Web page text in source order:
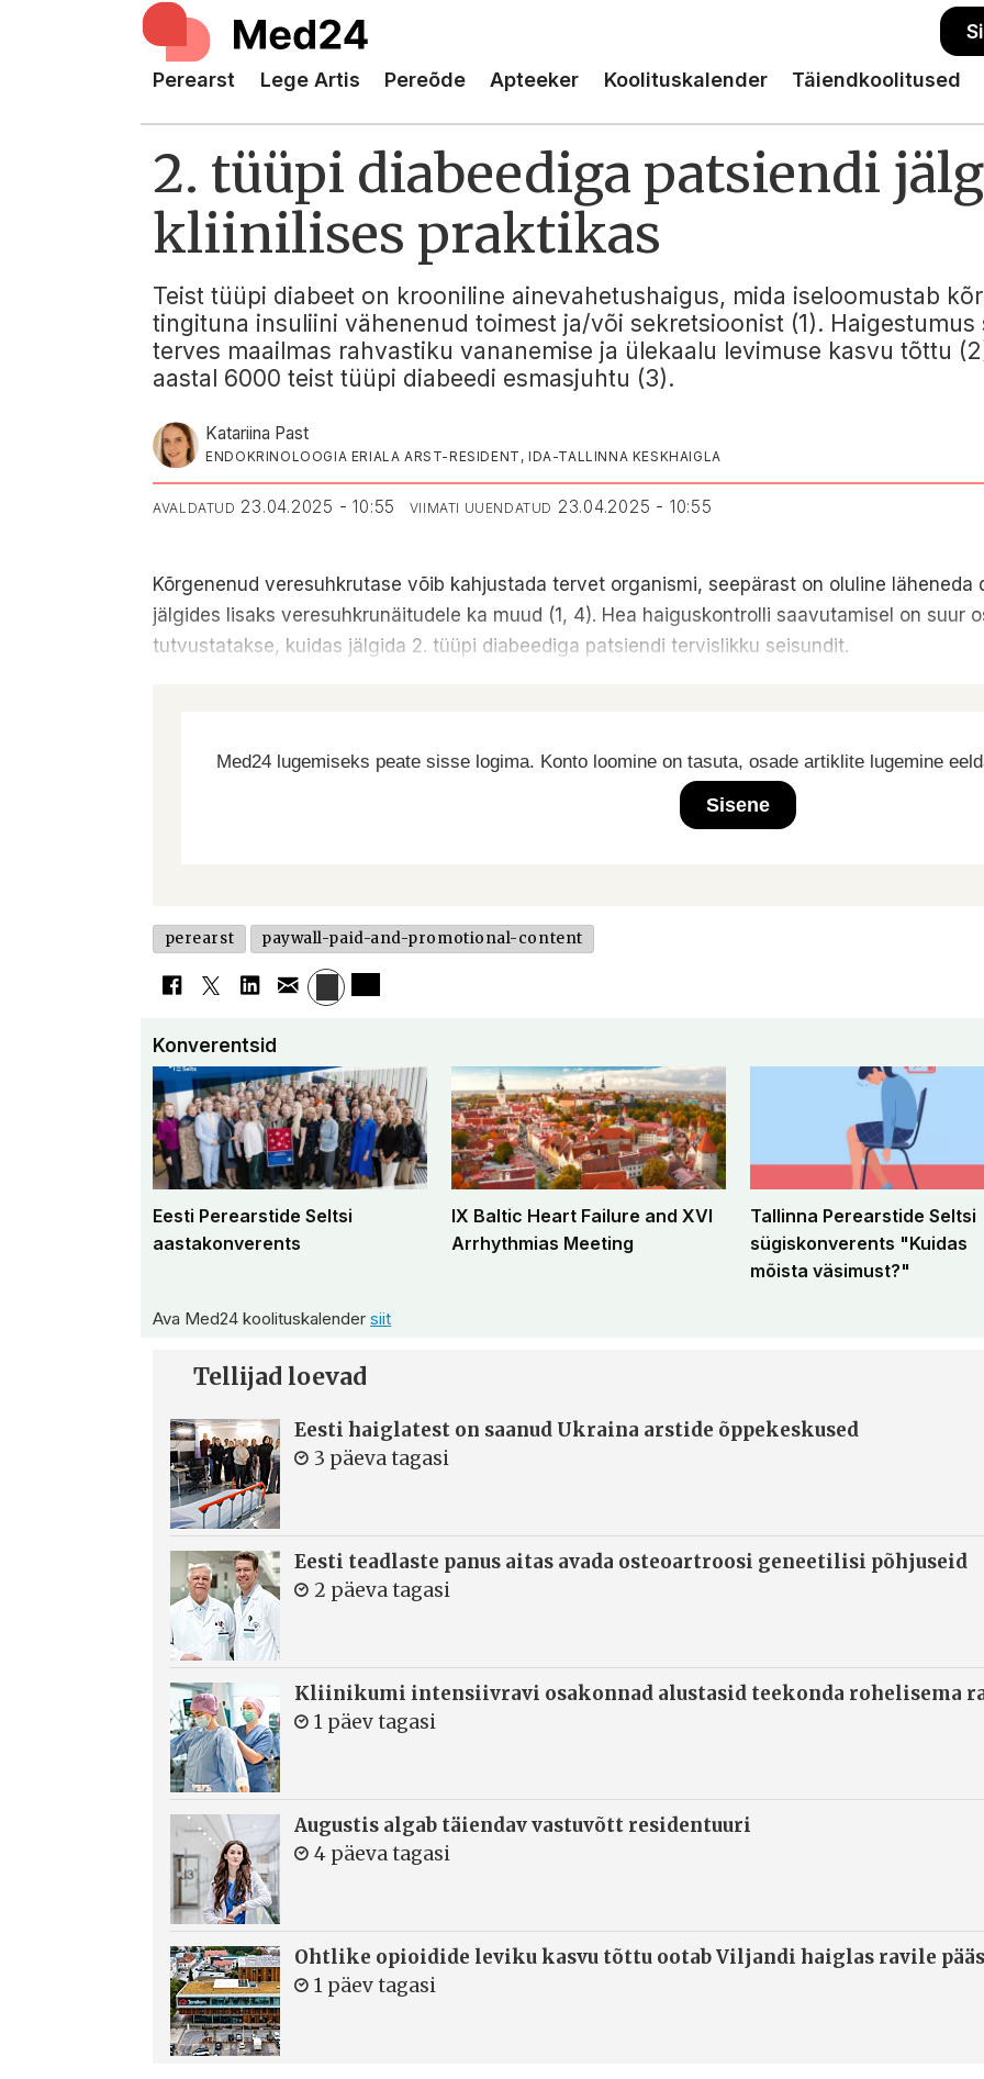
Perearst Lege Artis Pereõde Apteeker Koolituskalender Täiendkoolitused
2. tüüpi diabeediga patsiendi
kliinilises praktikas
Teist tüüpi diabeet on krooniline ainevahetushaigus, mida iseloomustab
tingituna insuliini vähenenud toimest ja/või sekretsioonist (1). Haigestumus
terves maailmas rahvastiku vananemise ja ülekaalu levimuse kasvu tõttu
aastal 6000 teist tüüpi diabeedi esmasjuhtu (3).
Katariina Past
ENDOKRINOLOOGIA ERIALA ARST-RESIDENT, IDA-TALLINNA KESKHAIGLA
AVALDATUD 23.04.2025 - 10:55 VIIMATI UUENDATUD 23.04.2025 - 10:55
Kõrgenenud veresuhkrutase võib kahjustada tervet organismi, seepärast on oluline
jälgides lisaks veresuhkrunäitudele ka muud (1, 4). Hea haiguskontrolli saavutamisel on suur
tutvustatakse, kuidas jälgida 2. tüüpi diabeediga patsiendi tervislikku seisundit.
Med24 lugemiseks peate sisse logima. Konto loomine on tasuta, osade artiklite lugemine
Sisene
perearst paywall-paid-and-promotional-content
Konverentsid
Eesti Perearstide Seltsi
aastakonverents
IX Baltic Heart Failure and XVI
Arrhythmias Meeting
Tallinna Perearstide Seltsi
sügiskonverents "Kuidas
mõista väsimust?"
Ava Med24 koolituskalendersiit
Tellijad loevad
Eesti haiglatest on saanud Ukraina arstide õppekeskused
3 päeva tagasi
Eesti teadlaste panus aitas avada osteoartroosi geneetilisi põhjuseid
2 päeva tagasi
Kliinikumi intensiivravi osakonnad alustasid teekonda rohelisema
1 päev tagasi
Augustis algab täiendav vastuvõtt residentuuri
4 päeva tagasi
Ohtlike opioidide leviku kasvu tõttu ootab Viljandi haiglas ravile
1 päev tagasi